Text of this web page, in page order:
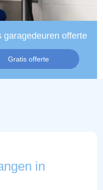
garagedeuren offerte
Gratis offerte
in